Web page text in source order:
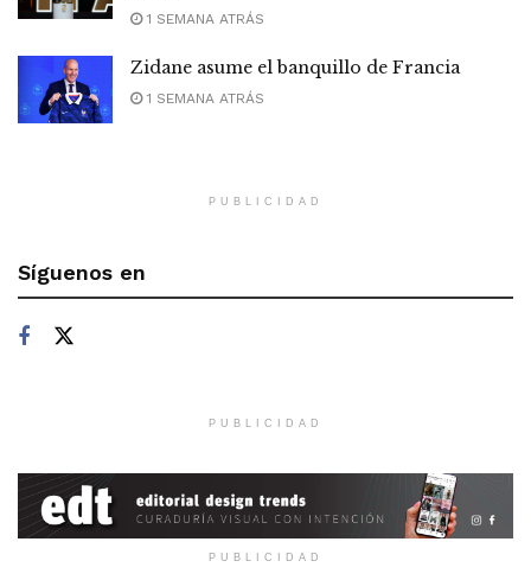
1 SEMANA ATRÁS
Zidane asume el banquillo de Francia
1 SEMANA ATRÁS
PUBLICIDAD
Síguenos en
PUBLICIDAD
PUBLICIDAD